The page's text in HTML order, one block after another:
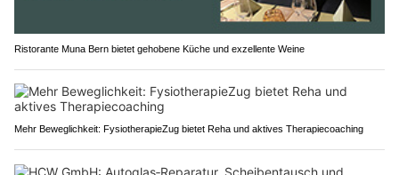
Ristorante Muna Bern bietet gehobene Küche und exzellente Weine
Mehr Beweglichkeit: FysiotherapieZug bietet Reha und aktives Therapiecoaching